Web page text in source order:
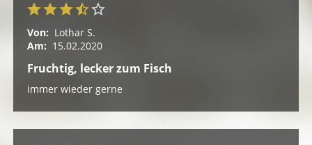
Von: Lothar S.
Am: 15.02.2020
Fruchtig, lecker zum Fisch
immer wieder gerne